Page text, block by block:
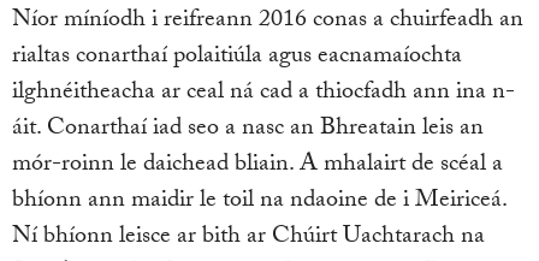
Níor míníodh i reifreann 2016 conas a chuirfeadh an
rialtas conarthaí polaitiúla agus eacnamaíochta
ilghnéitheacha ar ceal ná cad a thiocfadh ann ina n-
áit. Conarthaí iad seo a nasc an Bhreatain leis an
mór-roinn le daichead bliain. A mhalairt de scéal a
bhíonn ann maidir le toil na ndaoine de i Meiriceá.
Ní bhíonn leisce ar bith ar Chúirt Uachtarach na